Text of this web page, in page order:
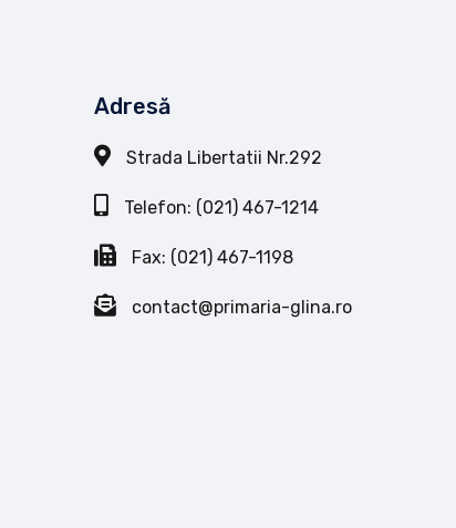
Adresă
Strada Libertatii Nr.292
Telefon: (021) 467-1214
Fax: (021) 467-1198
contact@primaria-glina.ro